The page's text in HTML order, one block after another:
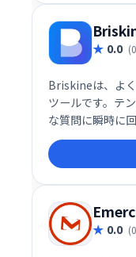
0.0
Briskineは、よ
ツールです。テ
な質問に瞬時に
の迅速化を実現
ンをサポートし
客満足度の向上
0.0